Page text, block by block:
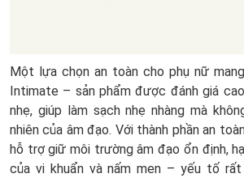
Một lựa chọn an toàn cho phụ nữ
Intimate – sản phẩm được đánh giá
nhẹ, giúp làm sạch nhẹ nhàng mà
nhiên của âm đạo. Với thành phần an
hỗ trợ giữ môi trường âm đạo ổn định,
của vi khuẩn và nấm men – yếu tố